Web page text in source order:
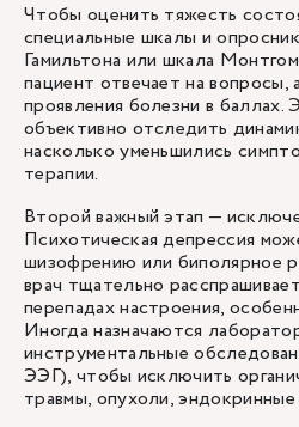
Чтобы оценить тяжесть
специальные шкалы и
Гамильтона или шкала
пациент отвечает на вопросы,
проявления болезни в баллах.
объективно отследить
насколько уменьшились
терапии.
Второй важный этап —
Психотическая депрессия
шизофрению или биполярное
врач тщательно
перепадах настроения,
Иногда назначаются
инструментальные
ЭЭГ), чтобы исключить
травмы, опухоли, эндокринные